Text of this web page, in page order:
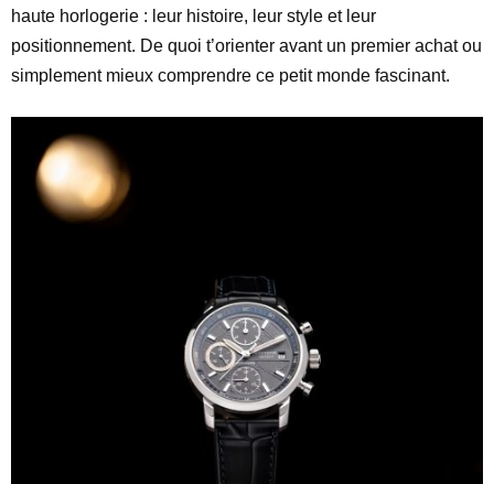
haute horlogerie : leur histoire, leur style et leur
positionnement. De quoi t’orienter avant un premier achat ou
simplement mieux comprendre ce petit monde fascinant.